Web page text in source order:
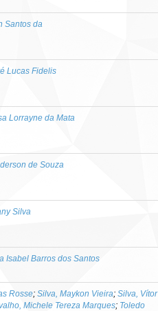
Santos da
Lucas Fidelis
Lorrayne da Mata
de Souza
Silva
Isabel Barros dos Santos
Rosse; Silva, Maykon Vieira; Silva, Vítor
Michele Tereza Marques; Toledo